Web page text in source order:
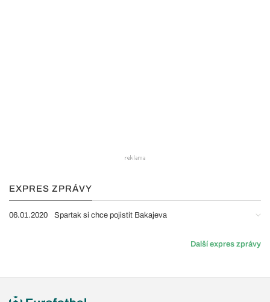
EXPRES ZPRÁVY
06.01.2020 Spartak si chce pojistit Bakajeva
Další expres zprávy